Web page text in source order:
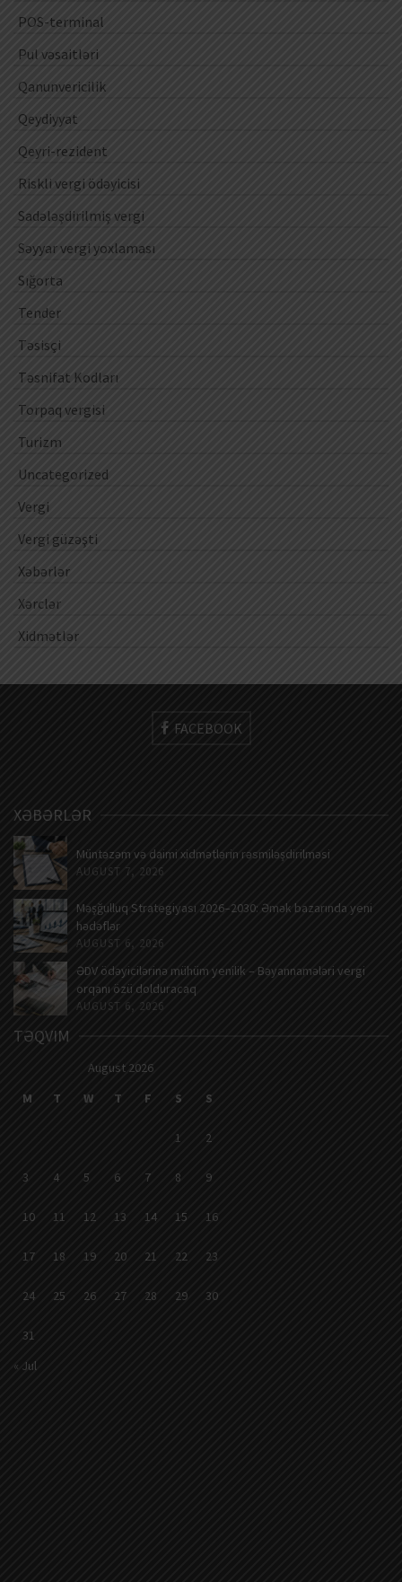
POS-terminal
Pul vəsaitləri
Qanunvericilik
Qeydiyyat
Qeyri-rezident
Riskli vergi ödəyicisi
Sadələşdirilmiş vergi
Səyyar vergi yoxlaması
Sığorta
Tender
Təsisçi
Təsnifat Kodları
Torpaq vergisi
Turizm
Uncategorized
Vergi
Vergi güzəşti
Xəbərlər
Xərclər
Xidmətlər
FACEBOOK
XƏBƏRLƏR
Müntəzəm və daimi xidmətlərin rəsmiləşdirilməsi
AUGUST 7, 2026
Məşğulluq Strategiyası 2026–2030: Əmək bazarında yeni
hədəflər
AUGUST 6, 2026
ƏDV ödəyicilərinə mühüm yenilik – Bəyannamələri vergi
orqanı özü dolduracaq
AUGUST 6, 2026
TƏQVIM
August 2026
M
T W T F S S
1 2
3 4 5 6 7 8 9
10 11 12 13 14 15 16
17 18 19 20 21 22 23
24 25 26 27 28 29 30
31
« Jul